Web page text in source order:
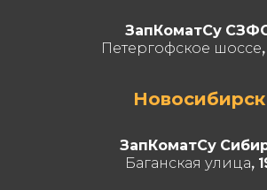
ЗапКоматСу
Петергофское
Новосибирск
ЗапКоматСу
Баганская улица,